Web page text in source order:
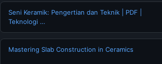
Seni Keramik: Pengertian dan Teknik | PDF |
Teknologi …
Mastering Slab Construction in Ceramics